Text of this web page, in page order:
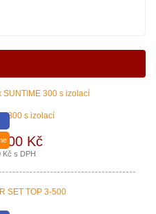
systémy, tepelná čerpadla a
300 s izolací
Kč
Kč s DPH
SET TOP 3-500